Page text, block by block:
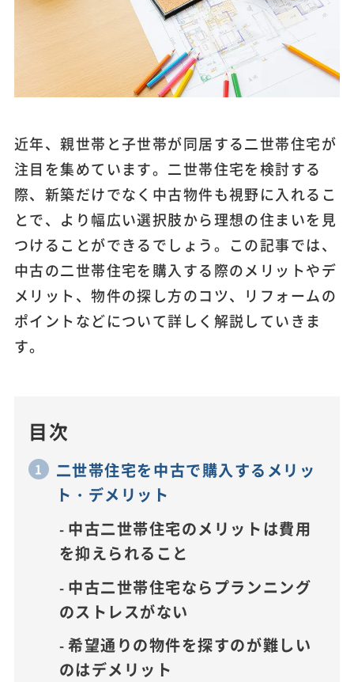
近年、親世帯と子世帯が同居する二世帯住宅が
注目を集めています。二世帯住宅を検討する
際、新築だけでなく中古物件も視野に入れるこ
とで、より幅広い選択肢から理想の住まいを見
つけることができるでしょう。この記事では、
中古の二世帯住宅を購入する際のメリットやデ
メリット、物件の探し方のコツ、リフォームの
ポイントなどについて詳しく解説していきま
す。
目次
二世帯住宅を中古で購入するメリッ
ト・デメリット
中古二世帯住宅のメリットは費用
を抑えられること
中古二世帯住宅ならプランニング
のストレスがない
希望通りの物件を探すのが難しい
のはデメリット